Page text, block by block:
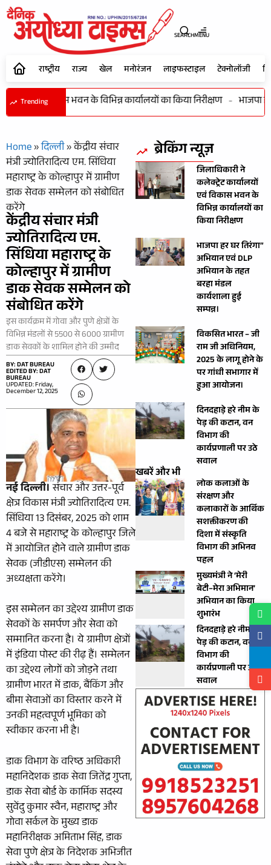
SEARCHMENU
राष्ट्रीय राज्य खेल मनोरंजन लाइफस्टाइल टेक्नोलॉजी
Trending
एवं विकास भवन के विभिन्न कार्यालयों का किया निरीक्षण - भाजपा हर
Home»दिल्ली»केंद्रीय संचार
मंत्री ज्योतिरादित्य एम. सिंधिया
महाराष्ट्र के कोल्हापुर में ग्रामीण
डाक सेवक सम्मेलन को संबोधित
करेंगे
केंद्रीय संचार मंत्री
ज्योतिरादित्य एम.
सिंधिया महाराष्ट्र के
कोल्हापुर में ग्रामीण
डाक सेवक सम्मेलन को
संबोधित करेंगे
इस कार्यक्रम में गोवा और पुणे क्षेत्रों के
विभिन्न मंडलों से 5500 से 6000 ग्रामीण
डाक सेवकों के शामिल होने की उम्मीद
BY: DAT BUREAU
EDITED BY: DAT
BUREAU
UPDATED: Friday,
December 12, 2025
नई दिल्ली।संचार और उत्तर-पूर्व
क्षेत्र विकास मंत्री ज्योतिरादित्य एम.
सिंधिया 13 दिसंबर, 2025 को शाम
4 बजे से महाराष्ट्र के कोल्हापुर जिले
में आयोजित होने वाले ग्रामीण डाक
सेवक (जीडीएस) सम्मेलन की
अध्यक्षता करेंगे।
इस सम्मेलन का उद्देश्य ग्रामीण डाक
सेवकों के समर्पण और सेवा को
सम्मानित करना है। ये ग्रामीण क्षेत्रों
में इंडिया पोस्ट की रीढ़ हैं। सम्‍मेलन
का उद्देश्‍य लोगों को जोड़ने तथा
ग्रामीण भारत में डाक, बैंकिंग और
बीमा सेवाओं का विस्तार करने में
उनकी महत्वपूर्ण भूमिका को
स्वीकार करना भी है।
डाक विभाग के वरिष्ठ अधिकारी
महानिदेशक डाक सेवा जितेंद्र गुप्ता,
डाक सेवा बोर्ड के कार्मिक सदस्य
सुवेंदु कुमार स्वैन, महाराष्ट्र और
गोवा सर्कल के मुख्य डाक
महानिरीक्षक अमिताभ सिंह, डाक
सेवा पुणे क्षेत्र के निदेशक अभिजीत
ब्रेकिंग न्यूज़
जिलाधिकारी ने
कलेक्ट्रेट कार्यालयों
एवं विकास भवन के
विभिन्न कार्यालयों का
किया निरीक्षण
भाजपा हर घर तिरंगा”
अभियान एवं DLP
अभियान के तहत
बरहा मंडल
कार्यशाला हुई
सम्पन्न।
विकसित भारत – जी
राम जी अधिनियम,
2025 के लागू होने के
पर गांधी सभागार में
हुआ आयोजन।
दिनदहाड़े हरे नीम के
पेड़ की कटान, वन
विभाग की
कार्यप्रणाली पर उठे
सवाल
खबरें और भी
लोक कलाओं के
संरक्षण और
कलाकारों के आर्थिक
सशक्तीकरण की
दिशा में संस्कृति
विभाग की अभिनव
पहल
मुख्यमंत्री ने ‘मेरी
बेटी–मेरा अभिमान’
अभियान का किया
शुभारंभ
दिनदहाड़े हरे नीम के
पेड़ की कटान, वन
विभाग की
कार्यप्रणाली पर उठे
सवाल